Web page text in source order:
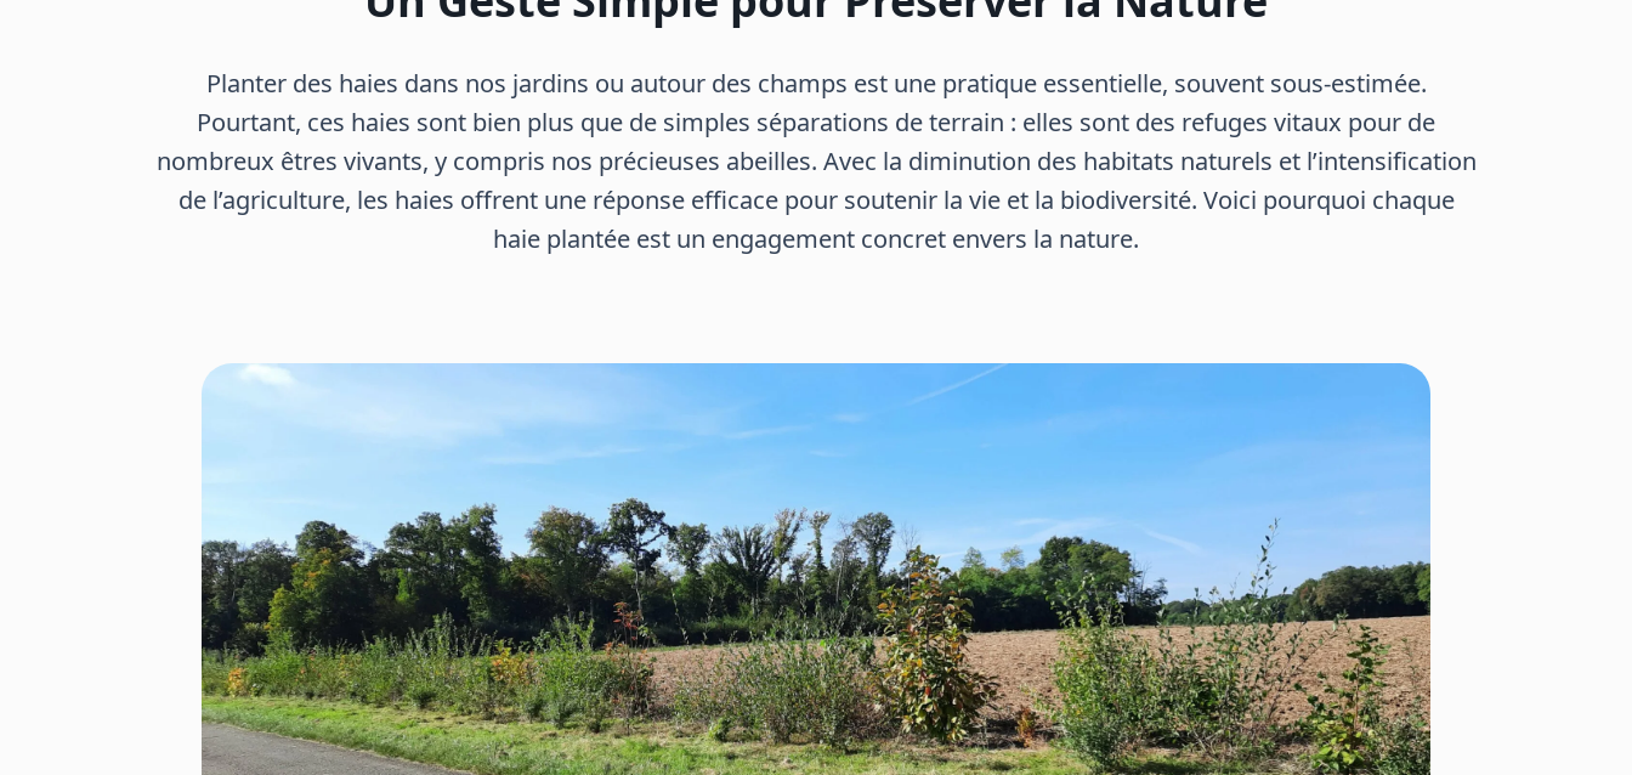
Planter des haies dans nos jardins ou autour des champs est une pratique essentielle, souvent sous-estimée.
Pourtant, ces haies sont bien plus que de simples séparations de terrain : elles sont des refuges vitaux pour de
nombreux êtres vivants, y compris nos précieuses abeilles. Avec la diminution des habitats naturels et l’intensification
de l’agriculture, les haies offrent une réponse efficace pour soutenir la vie et la biodiversité. Voici pourquoi chaque
haie plantée est un engagement concret envers la nature.